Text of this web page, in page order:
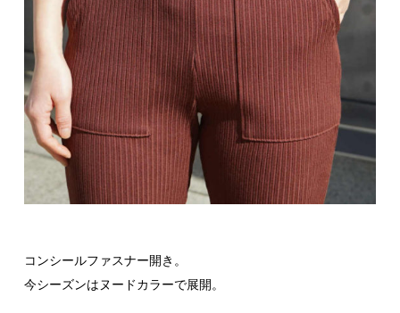
コンシールファスナー開き。
今シーズンはヌードカラーで展開。